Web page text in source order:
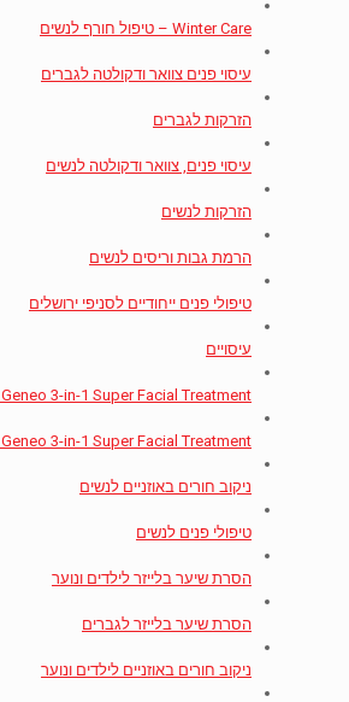
Winter Care – טיפול חורף לנשים
עיסוי פנים צוואר ודקולטה לגברים
הזרקות לגברים
עיסוי פנים, צוואר ודקולטה לנשים
הזרקות לנשים
הרמת גבות וריסים לנשים
טיפולי פנים ייחודיים לסניפי ירושלים
עיסויים
Geneo 3-in-1 Super Facial Treatment לגברים
Geneo 3-in-1 Super Facial Treatment לנשים
ניקוב חורים באוזניים לנשים
טיפולי פנים לנשים
הסרת שיער בלייזר לילדים ונוער
הסרת שיער בלייזר לגברים
ניקוב חורים באוזניים לילדים ונוער